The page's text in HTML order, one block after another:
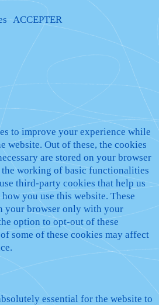
ACCEPTER
to improve your experience while
website. Out of these, the cookies
are stored on your browser
the working of basic functionalities
third-party cookies that help us
you use this website. These
your browser only with your
option to opt-out of these
some of these cookies may affect
essential for the website to